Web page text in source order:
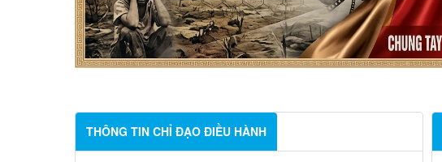
THÔNG TIN CHỈ ĐẠO ĐIỀU HÀNH